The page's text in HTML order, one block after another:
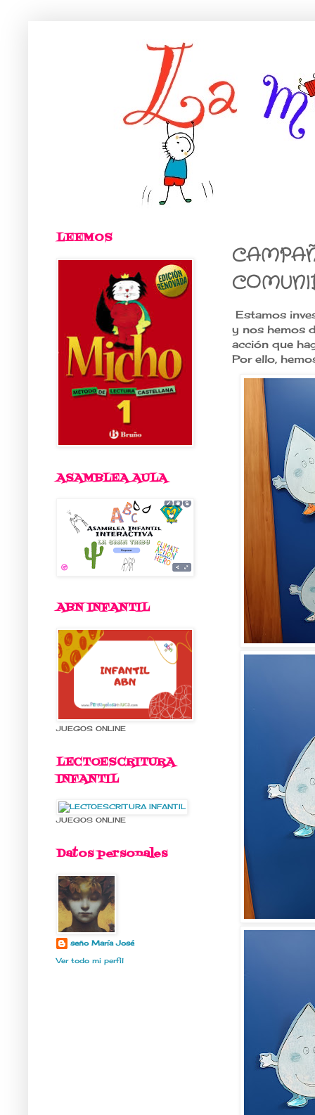
Estamos
y nos hemos
acción que
Por ello,
LEEMOS
ASAMBLEA AULA
ABN INFANTIL
JUEGOS ONLINE
LECTOESCRITURA
INFANTIL
JUEGOS ONLINE
Datos personales
seño María José
Ver todo mi perfil